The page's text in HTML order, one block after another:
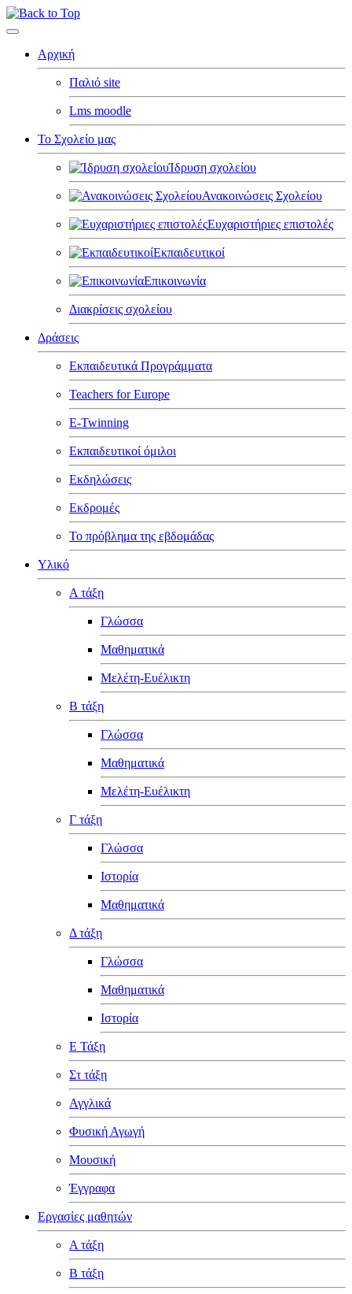
Αρχική
Παλιό site
Lms moodle
Το Σχολείο μας
Ίδρυση σχολείου
Ανακοινώσεις Σχολείου
Ευχαριστήριες επιστολές
Εκπαιδευτικοί
Επικοινωνία
Διακρίσεις σχολείου
Δράσεις
Εκπαιδευτικά Προγράμματα
Teachers for Europe
E-Twinning
Εκπαιδευτικοί όμιλοι
Εκδηλώσεις
Εκδρομές
Το πρόβλημα της εβδομάδας
Υλικό
Α τάξη
Γλώσσα
Μαθηματικά
Μελέτη-Ευέλικτη
Β τάξη
Γλώσσα
Μαθηματικά
Μελέτη-Ευέλικτη
Γ τάξη
Γλώσσα
Ιστορία
Μαθηματικά
Δ τάξη
Γλώσσα
Μαθηματικά
Ιστορία
Ε Τάξη
Στ τάξη
Αγγλικά
Φυσική Αγωγή
Μουσική
Έγγραφα
Εργασίες μαθητών
Α τάξη
Β τάξη